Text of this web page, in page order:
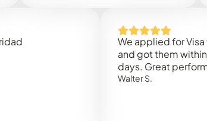
We applied for Visa to
and got them within 3
days. Great performance!